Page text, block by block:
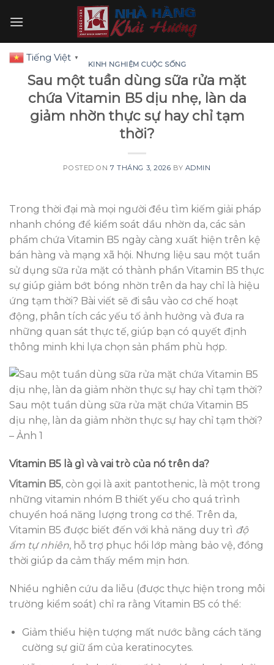
KINH NGHIỆM CUỘC SỐNG
Sau một tuần dùng sữa rửa mặt
chứa Vitamin B5 dịu nhẹ, làn da
giảm nhờn thực sự hay chỉ tạm
thời?
POSTED ON7 THÁNG 3, 2026 BY ADMIN
Trong thời đại mà mọi người đều tìm kiếm giải pháp
nhanh chóng để kiểm soát dầu nhờn da, các sản
phẩm chứa Vitamin B5 ngày càng xuất hiện trên kệ
bán hàng và mạng xã hội. Nhưng liệu sau một tuần
sử dụng sữa rửa mặt có thành phần Vitamin B5 thực
sự giúp giảm bớt bóng nhờn trên da hay chỉ là hiệu
ứng tạm thời? Bài viết sẽ đi sâu vào cơ chế hoạt
động, phân tích các yếu tố ảnh hưởng và đưa ra
những quan sát thực tế, giúp bạn có quyết định
thông minh khi lựa chọn sản phẩm phù hợp.
Sau một tuần dùng sữa rửa mặt chứa Vitamin B5
dịu nhẹ, làn da giảm nhờn thực sự hay chỉ tạm thời?
– Ảnh 1
Vitamin B5 là gì và vai trò của nó trên da?
Vitamin B5, còn gọi là axit pantothenic, là một trong
những vitamin nhóm B thiết yếu cho quá trình
chuyển hoá năng lượng trong cơ thể. Trên da,
Vitamin B5 được biết đến với khả năng duy trì độ
ẩm tự nhiên, hỗ trợ phục hồi lớp màng bảo vệ, đồng
thời giúp da cảm thấy mềm mịn hơn.
Nhiều nghiên cứu da liễu (được thực hiện trong môi
trường kiểm soát) chỉ ra rằng Vitamin B5 có thể:
Giảm thiểu hiện tượng mất nước bằng cách tăng
cường sự giữ ẩm của keratinocytes.
Tiếng Việt ▼